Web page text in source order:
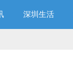
深圳生活